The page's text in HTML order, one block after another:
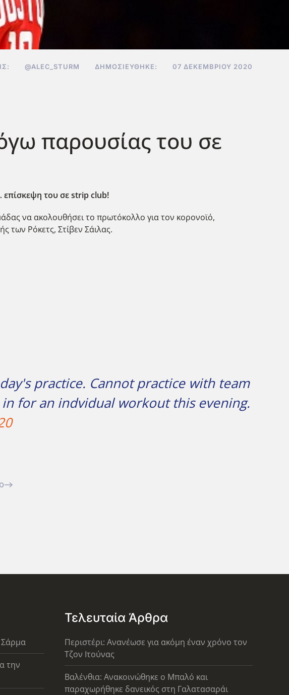
@ALEC_STURM ΔΗΜΟΣΙΕΎΘΗΚΕ: 07 ΔΕΚΕΜΒΡΊΟΥ 2020
παρουσίας του σε
του σε strip club!
να ακολουθήσει το πρωτόκολλο για τον κορονοϊό,
των Ρόκετς, Στίβεν Σάιλας.
practice. Cannot practice with team
for an indvidual workout this evening.
Σάρμα
την
Τελευταία Άρθρα
Περιστέρι: Ανανέωσε για ακόμη έναν χρόνο τον
Τζον Ιτούνας
Βαλένθια: Ανακοινώθηκε ο Μπαλό και
παραχωρήθηκε δανεικός στη Γαλατασαράι